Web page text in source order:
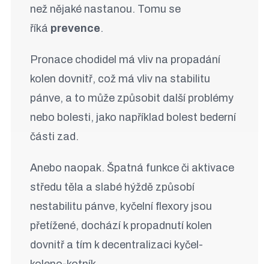
než nějaké nastanou. Tomu se
říká prevence.
Pronace chodidel má vliv na propadání
kolen dovnitř, což má vliv na stabilitu
pánve, a to může způsobit další problémy
nebo bolesti, jako například bolest bederní
části zad.
Anebo naopak. Špatná funkce či aktivace
středu těla a slabé hýždě způsobí
nestabilitu pánve, kyčelní flexory jsou
přetížené, dochází k propadnutí kolen
dovnitř a tím k decentralizaci kyčel-